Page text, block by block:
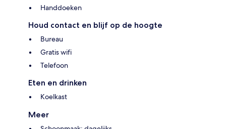
Handdoeken
Houd contact en blijf op de hoogte
Bureau
Gratis wifi
Telefoon
Eten en drinken
Koelkast
Meer